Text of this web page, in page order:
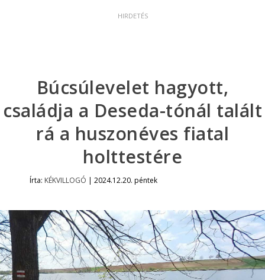
Búcsúlevelet hagyott,
családja a Deseda-tónál talált
rá a huszonéves fiatal
holttestére
Írta: KÉKVILLOGÓ | 2024.12.20. péntek